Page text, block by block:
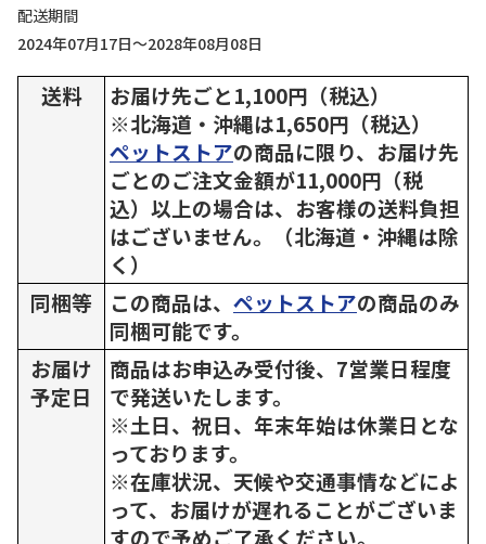
配送期間
2024年07月17日～2028年08月08日
送料
お届け先ごと1,100円（税込）
※北海道・沖縄は1,650円（税込）
ペットストアの商品に限り、お届け先
ごとのご注文金額が11,000円（税
込）以上の場合は、お客様の送料負担
はございません。（北海道・沖縄は除
く）
同梱等
この商品は、 ペットストアの商品のみ
同梱可能です。
お届け
予定日
商品はお申込み受付後、7営業日程度
で発送いたします。
※土日、祝日、年末年始は休業日とな
っております。
※在庫状況、天候や交通事情などによ
って、お届けが遅れることがございま
すので予めご了承ください。